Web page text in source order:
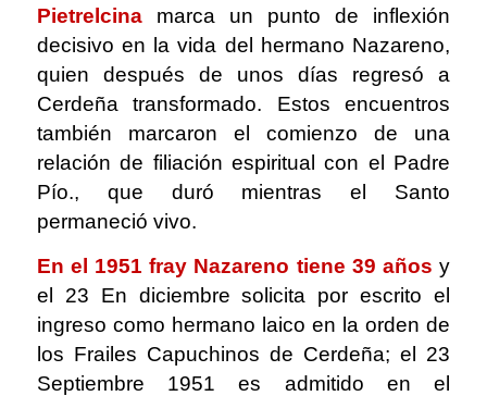
Pietrelcinamarca un punto de inflexión
decisivo en la vida del hermano Nazareno,
quien después de unos días regresó a
Cerdeña transformado. Estos encuentros
también marcaron el comienzo de una
relación de filiación espiritual con el Padre
Pío., que duró mientras el Santo
permaneció vivo.
En el 1951 fray Nazareno tiene 39 años y
el 23 En diciembre solicita por escrito el
ingreso como hermano laico en la orden de
los Frailes Capuchinos de Cerdeña; el 23
Septiembre 1951 es admitido en el